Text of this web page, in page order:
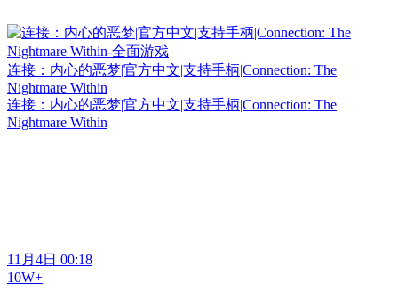
连接：内心的恶梦|官方中文|支持手柄|Connection: The
Nightmare Within
连接：内心的恶梦|官方中文|支持手柄|Connection: The
Nightmare Within
11月4日 00:18
10W+